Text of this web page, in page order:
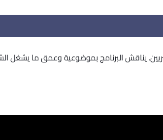
يناقش البرنامج بموضوعية وعمق ما يشغل